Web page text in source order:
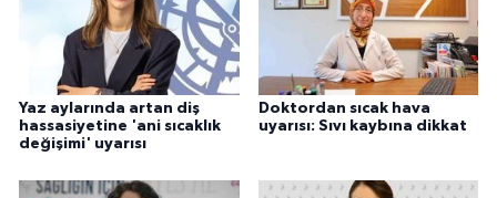
Yaz aylarında artan diş
hassasiyetine 'ani sıcaklık
değişimi' uyarısı
Doktordan sıcak hava
uyarısı: Sıvı kaybına dikkat